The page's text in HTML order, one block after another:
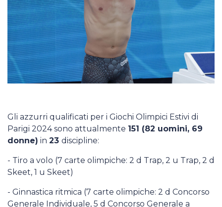
Gli azzurri qualificati per i Giochi Olimpici Estivi di
Parigi 2024 sono attualmente 151 (82 uomini, 69
donne) in 23 discipline:
- Tiro a volo (7 carte olimpiche: 2 d Trap, 2 u Trap, 2 d
Skeet, 1 u Skeet)
- Ginnastica ritmica (7 carte olimpiche: 2 d Concorso
Generale Individuale, 5 d Concorso Generale a